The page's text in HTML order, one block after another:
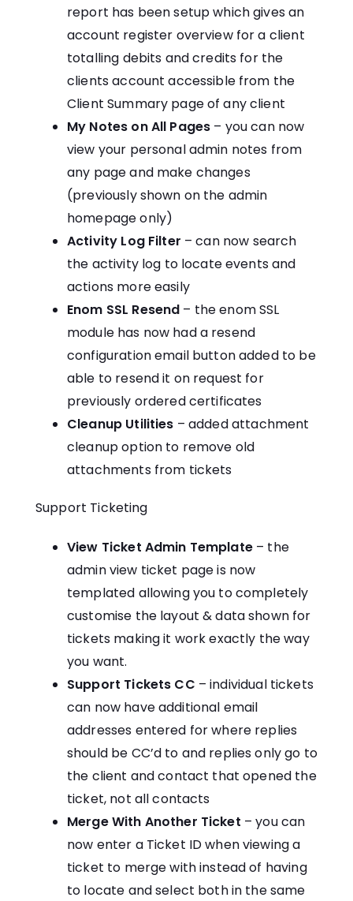
report has been setup which gives an
account register overview for a client
totalling debits and credits for the
clients account accessible from the
Client Summary page of any client
My Notes on All Pages – you can now
view your personal admin notes from
any page and make changes
(previously shown on the admin
homepage only)
Activity Log Filter – can now search
the activity log to locate events and
actions more easily
Enom SSL Resend – the enom SSL
module has now had a resend
configuration email button added to be
able to resend it on request for
previously ordered certificates
Cleanup Utilities – added attachment
cleanup option to remove old
attachments from tickets
Support Ticketing
View Ticket Admin Template– the
admin view ticket page is now
templated allowing you to completely
customise the layout & data shown for
tickets making it work exactly the way
you want.
Support Tickets CC – individual tickets
can now have additional email
addresses entered for where replies
should be CC’d to and replies only go to
the client and contact that opened the
ticket, not all contacts
Merge With Another Ticket – you can
now enter a Ticket ID when viewing a
ticket to merge with instead of having
to locate and select both in the same